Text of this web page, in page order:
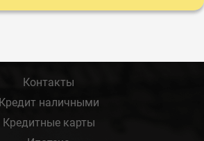
Контакты
Кредит наличными
Кредитные карты